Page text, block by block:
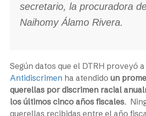
secretario, la procuradora
Naihomy Álamo Rivera.
Según datos que el DTRH proveyó a
Antidiscrimen ha atendido un
querellas por discrimen racial
los últimos cinco años fiscales.
querellas recibidas entre el año